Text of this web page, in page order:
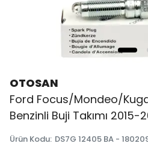
OTOSAN
Ford Focus/Mondeo/
Benzinli Buji Takımı 2015-
Ürün Kodu: DS7G 12405 BA -